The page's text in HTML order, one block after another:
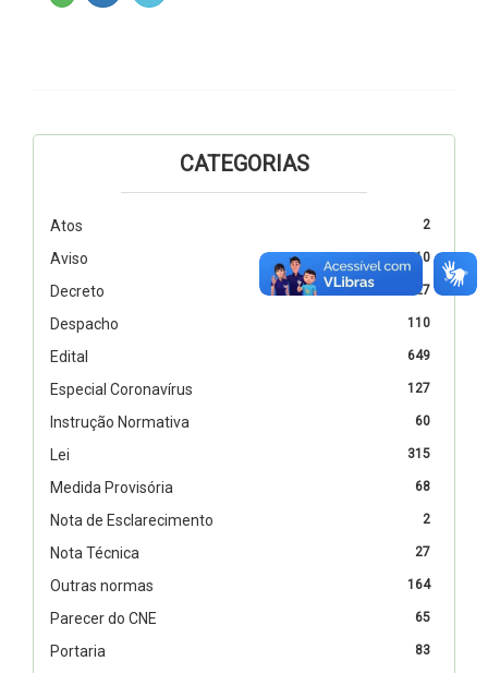
CATEGORIAS
2
Atos
10
Aviso
327
Decreto
110
Despacho
649
Edital
127
Especial Coronavírus
60
Instrução Normativa
315
Lei
68
Medida Provisória
2
Nota de Esclarecimento
27
Nota Técnica
164
Outras normas
65
Parecer do CNE
83
Portaria